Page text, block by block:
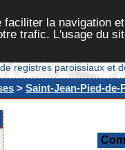
la navigation
trafic. L'usage du
registres paroissiaux et
> Saint-Jean-Pied-